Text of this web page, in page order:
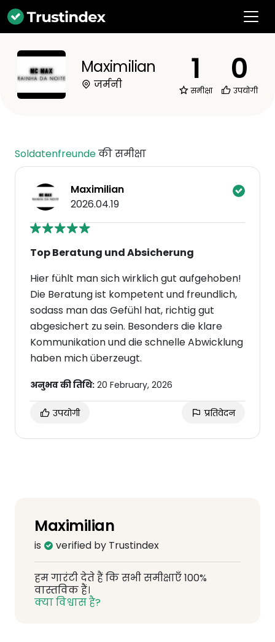
Maximilian
जर्मनी 1
समीक्षा
0
उपयोगी
Soldatenfreundeकी समीक्षा
Maximilian
2026.04.19
Top Beratung und Absicherung
Hier fühlt man sich wirklich gut aufgehoben!
Die Beratung ist kompetent und freundlich,
sodass man das Gefühl hat, richtig gut
abgesichert zu sein. Besonders die klare
Kommunikation und die schnelle Abwicklung
haben mich überzeugt.
अनुभव की तिथि: 20 February, 2026
उपयोगी प्रतिवेदन
Maximilian
is verified by Trustindex
हम गारंटी देते हैं कि सभी समीक्षाएँ 100%
वास्तविक हैं।
क्या विश्वास है?